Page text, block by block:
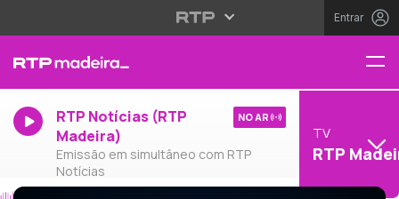
Entrar
RTP Notícias (RTP
Madeira)
Emissão em simultâneo com RTP
Notícias
NO AR
TV
RTP